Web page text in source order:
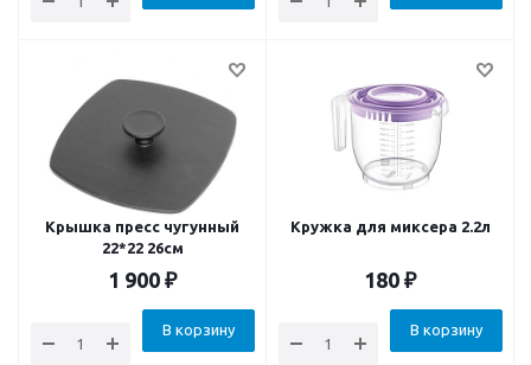
Крышка пресс чугунный
22*22 26см
1 900 ₽
В корзину
Кружка для миксера 2.2л
180 ₽
В корзину